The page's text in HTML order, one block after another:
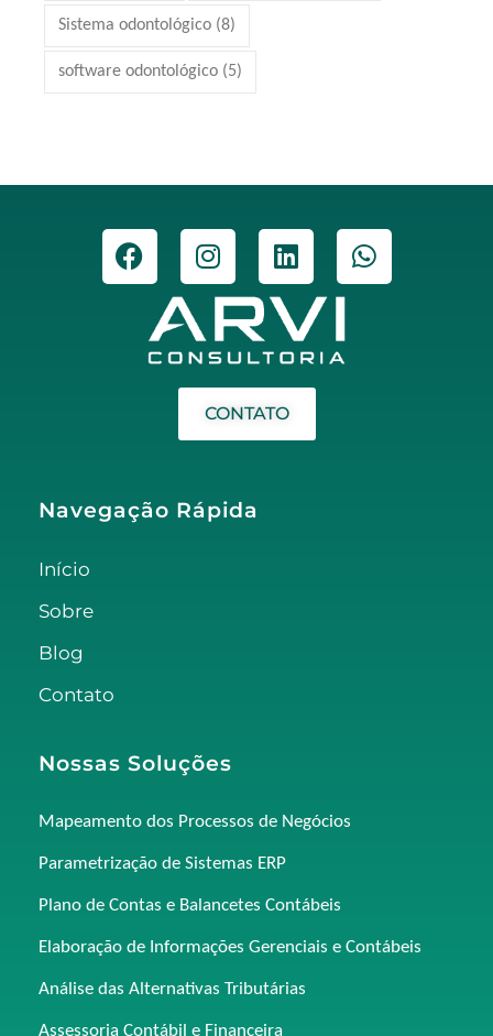
Sistema odontológico (8)
software odontológico (5)
CONTATO
Navegação Rápida
Início
Sobre
Blog
Contato
Nossas Soluções
Mapeamento dos Processos de Negócios
Parametrização de Sistemas ERP
Plano de Contas e Balancetes Contábeis
Elaboração de Informações Gerenciais e Contábeis
Análise das Alternativas Tributárias
Assessoria Contábil e Financeira